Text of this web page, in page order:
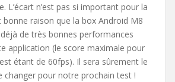
L’écart n’est pas si important pour la
bonne raison que la box Android M8
de très bonnes performances
application (le score maximale pour
étant de 60fps). Il sera sûrement le
changer pour notre prochain test !